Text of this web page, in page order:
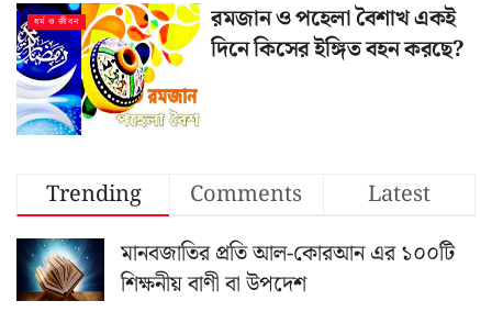
ধর্ম ও জীবন
রমজান ও পহেলা বৈশাখ একই
দিনে কিসের ইঙ্গিত বহন করছে?
Trending Comments
Latest
মানবজাতির প্রতি আল-কোরআন এর ১০০টি
শিক্ষনীয় বাণী বা উপদেশ